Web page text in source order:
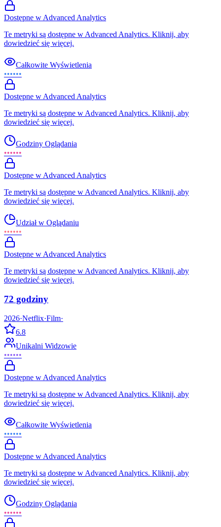
Dostępne w Advanced Analytics
Te metryki są dostępne w Advanced Analytics. Kliknij, aby
dowiedzieć się więcej.
Całkowite Wyświetlenia
••••••
Dostępne w Advanced Analytics
Te metryki są dostępne w Advanced Analytics. Kliknij, aby
dowiedzieć się więcej.
Godziny Oglądania
••••••
Dostępne w Advanced Analytics
Te metryki są dostępne w Advanced Analytics. Kliknij, aby
dowiedzieć się więcej.
Udział w Oglądaniu
••••••
Dostępne w Advanced Analytics
Te metryki są dostępne w Advanced Analytics. Kliknij, aby
dowiedzieć się więcej.
72 godziny
2026·Netflix·Film·
6.8
Unikalni Widzowie
••••••
Dostępne w Advanced Analytics
Te metryki są dostępne w Advanced Analytics. Kliknij, aby
dowiedzieć się więcej.
Całkowite Wyświetlenia
••••••
Dostępne w Advanced Analytics
Te metryki są dostępne w Advanced Analytics. Kliknij, aby
dowiedzieć się więcej.
Godziny Oglądania
••••••